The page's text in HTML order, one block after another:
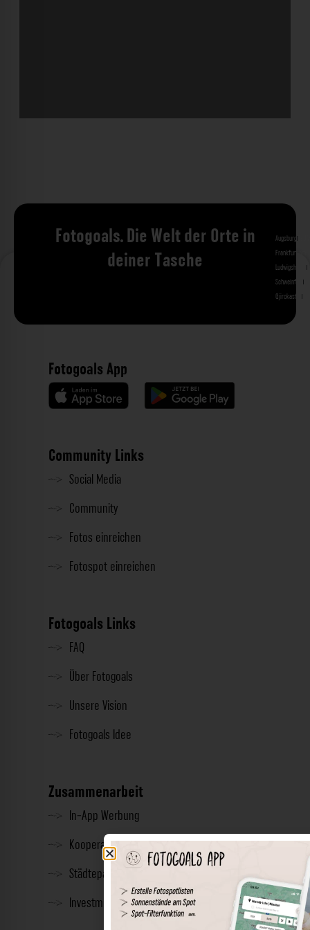
Fotogoals. Die Welt der Orte in
deiner Tasche
Augsburg
Frankfurt am
Ludwigshafen
Schweinfurt
Gjirokastra
Fotogoals App
Community Links
Social Media
Community
Fotos einreichen
Fotospot einreichen
Fotogoals Links
FAQ
Über Fotogoals
Unsere Vision
Fotogoals Idee
Zusammenarbeit
In-App Werbung
Kooperationen
Städtepartnerschaft
Investment & Presse